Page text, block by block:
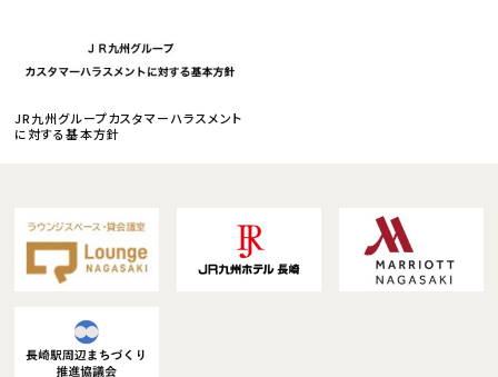
JR九州グループカスタマーハラスメント
に対する基本方針